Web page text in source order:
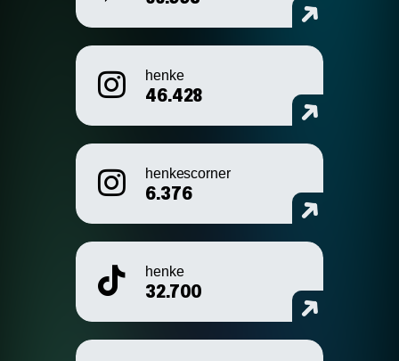
henke
46.428
henkescorner
6.376
henke
32.700